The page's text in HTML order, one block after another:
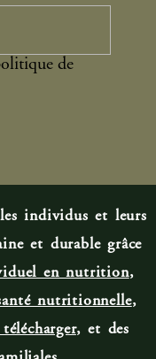
de
individus et leurs
et durable grâce
en nutrition,
nutritionnelle,
, et des